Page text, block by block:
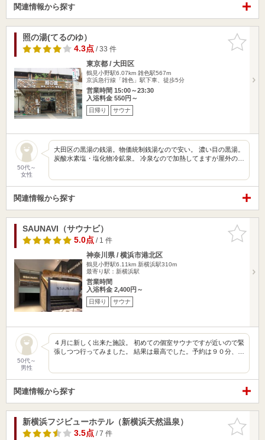
関連情報から探す
お気に入
りに追加
照の湯(てるのゆ）
4.3点/ 33 件
東京都 / 大田区
鶴見小野駅6.07km 雑色駅567m
京浜急行線「雑色」駅下車、徒歩5分
営業時間 15:00～23:30
入浴料金 550円～
日帰り サウナ
50代～
女性
大田区の黒湯の銭湯。物価統制銭湯なので安い。 濃い目の黒湯。
炭酸水素塩・塩化物冷鉱泉。 冷泉なので加熱してますが屋外の…
関連情報から探す
お気に入
りに追加
SAUNAVI（サウナビ）
5.0点/ 1 件
神奈川県 / 横浜市港北区
鶴見小野駅6.11km 新横浜駅310m
最寄り駅：新横浜駅
営業時間
入浴料金 2,400円～
日帰り サウナ
50代～
男性
４月に新しく出来た施設。 初めての個室サウナですが近いので緊
張しつつ行ってみました。 結果は最高でした。予約は９０分、…
関連情報から探す
お気に入
りに追加
新横浜フジビューホテル（新横浜天然温泉）
3.5点/ 7 件